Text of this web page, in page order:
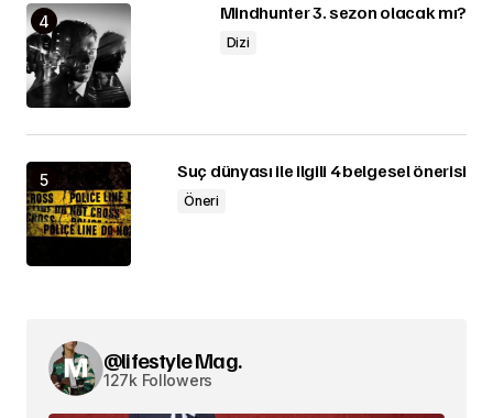
Mindhunter 3. sezon olacak mı?
Dizi
Suç dünyası ile ilgili 4 belgesel önerisi
Öneri
@lifestyle Mag.
127k Followers